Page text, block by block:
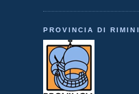
PROVINCIA DI RIMINI